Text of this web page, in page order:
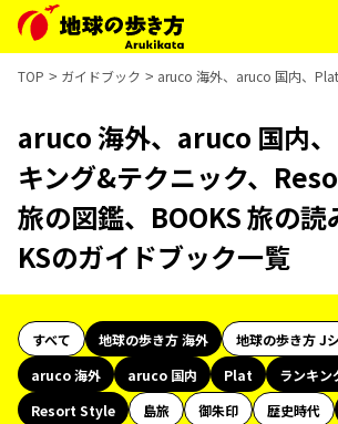
TOP ガイドブック aruco 海外、aruco 国内、
aruco 海外、aruco 国内
キング&テクニック、
旅の図鑑、BOOKS 旅の読
KSのガイドブック一覧
すべて 地球の歩き方 海外
地球の歩き方 J
aruco 海外
aruco 国内 Plat
ランキン
Resort Style
島旅 御朱印 歴史時代